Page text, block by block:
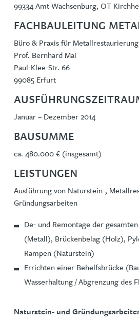
99334 Amt Wachsenburg, OT
FACHBAULEITUNG
Büro & Praxis für Metallrestaurierung
Prof. Bernhard Mai
Paul-Klee-Str. 66
99085 Erfurt
Januar – Dezember 2014
BAUSUMME
ca. 480.000 € (insgesamt)
LEISTUNGEN
Ausführung von Naturstein-,
Gründungsarbeiten
De- und Remontage der
(Metall), Brückenbelag (Holz),
Rampen (Naturstein)
Errichten einer Behelfsbrücke
Wasserhaltung / Abgrenzung des
Naturstein- und